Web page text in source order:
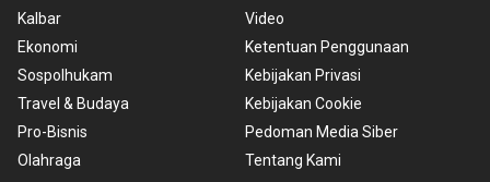
Kalbar
Ekonomi
Sospolhukam
Travel & Budaya
Pro-Bisnis
Olahraga
Video
Ketentuan Penggunaan
Kebijakan Privasi
Kebijakan Cookie
Pedoman Media Siber
Tentang Kami